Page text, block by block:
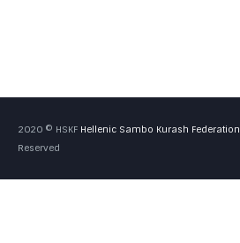
2020 © HSKF Hellenic Sambo Kurash Federation
Reserved